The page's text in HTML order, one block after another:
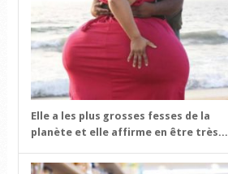
Elle a les plus grosses fesses de la
planète et elle affirme en être très...